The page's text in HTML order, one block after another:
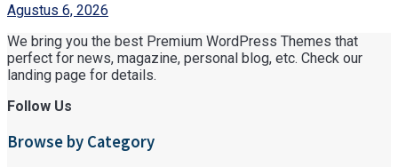
Agustus 6, 2026
We bring you the best Premium WordPress Themes that
perfect for news, magazine, personal blog, etc. Check our
landing page for details.
Follow Us
Browse by Category